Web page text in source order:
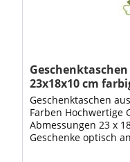
23x18x10 cm
Geschenktaschen
Farben Hochwertige
Abmessungen 23 x
Geschenke optisch